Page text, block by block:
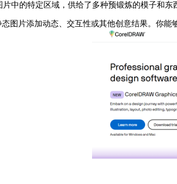
中的特定区域，供给了多种预锻炼的模子和
片添加动态、交互性或其他创意结果。你能